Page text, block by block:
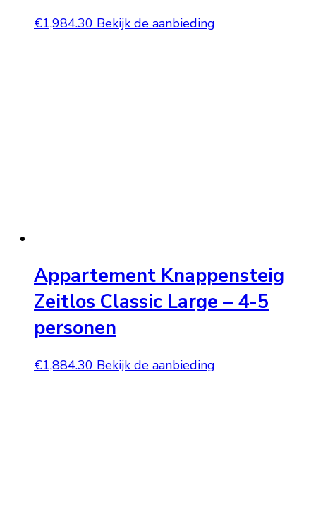
€1,984.30 Bekijk de aanbieding
Appartement Knappensteig
Zeitlos Classic Large – 4-5
personen
€1,884.30 Bekijk de aanbieding